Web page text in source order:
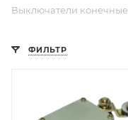
Выключатели конечные
ФИЛЬТР